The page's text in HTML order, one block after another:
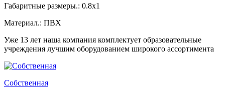
Габаритные размеры.: 0.8х1
Материал.: ПВХ
Уже 13 лет наша компания комплектует образовательные
учреждения лучшим оборудованием широкого ассортимента
Собственная